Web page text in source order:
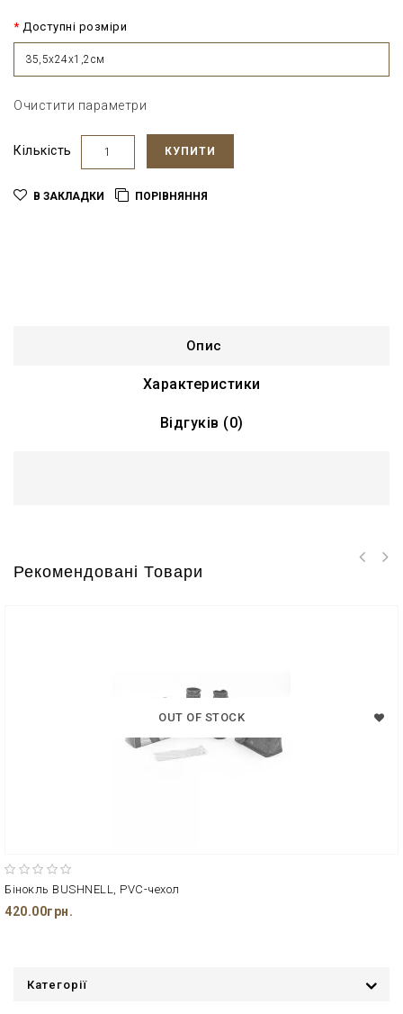
Доступні розміри
35,5х24х1,2см
Очистити параметри
Кількість КУПИТИ
В ЗАКЛАДКИ ПОРІВНЯННЯ
Опис
Характеристики
Відгуків (0)
Рекомендовані Товари
OUT OF STOCK
Бінокль BUSHNELL, PVC-чехол
420.00грн.
Категорії